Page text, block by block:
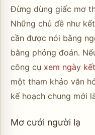
Đừng dùng giấc mơ
Những chủ đề như
cần được nói bằng
bằng phỏng đoán.
công cụ xem ngày
một tham khảo văn
kế hoạch chung mới
Mơ cưới người lạ